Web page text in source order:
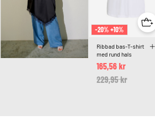
-20% +10%
Ribbad bas-T-shirt
med rund hals
Price reduced from
229,95 kr
165,56 kr